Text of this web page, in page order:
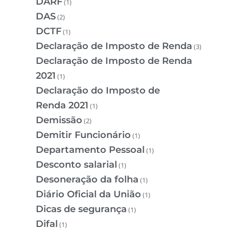
(1)
DAS(2)
DCTF(1)
Declaração de Imposto de Renda (3)
Declaração de Imposto de Renda
2021 (1)
Declaração do Imposto de
Renda 2021 (1)
Demissão (2)
Demitir Funcionário (1)
Departamento Pessoal (1)
Desconto salarial (1)
Desoneração da folha (1)
Diário Oficial da União (1)
Dicas de segurança (1)
Difal (1)